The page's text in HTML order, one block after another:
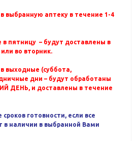
выбранную аптеку в течение 1-4
пятницу – будут доставлены в
во вторник.
выходные (суббота,
дни – будут обработаны
ДЕНЬ, и доставлены в течение
готовности, если все
в наличии в выбранной Вами